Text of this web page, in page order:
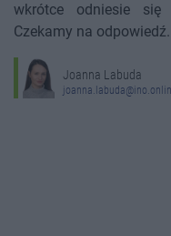
wkrótce odniesie się
Czekamy na odpowiedź.
Joanna Labuda